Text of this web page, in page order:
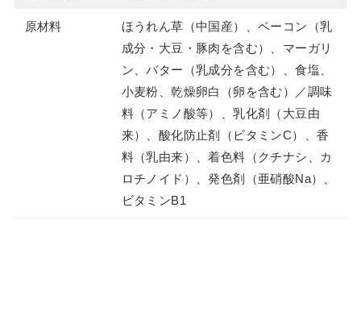
原材料
ほうれん草（中国産）、ベーコン（乳
成分・大豆・豚肉を含む）、マーガリ
ン、バター（乳成分を含む）、食塩、
小麦粉、乾燥卵白（卵を含む）／調味
料（アミノ酸等）、乳化剤（大豆由
来）、酸化防止剤（ビタミンC）、香
料（乳由来）、着色料（クチナシ、カ
ロチノイド）、発色剤（亜硝酸Na）、
ビタミンB1